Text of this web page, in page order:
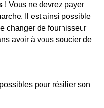
! Vous ne devrez payer
Il est ainsi possible
changer de fournisseur
avoir à vous soucier de
pour résilier son